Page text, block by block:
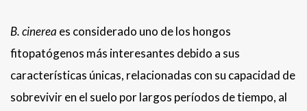
B. cinerea es considerado uno de los hongos
fitopatógenos más interesantes debido a sus
características únicas, relacionadas con su capacidad de
sobrevivir en el suelo por largos períodos de tiempo, al